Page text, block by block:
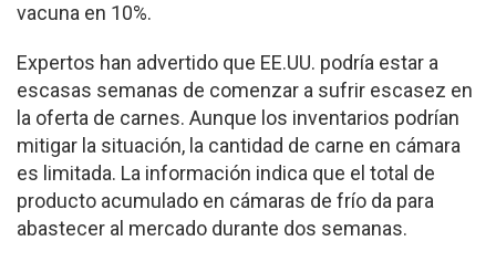
vacuna en 10%.
Expertos han advertido que EE.UU. podría estar a
escasas semanas de comenzar a sufrir escasez en
la oferta de carnes. Aunque los inventarios podrían
mitigar la situación, la cantidad de carne en cámara
es limitada. La información indica que el total de
producto acumulado en cámaras de frío da para
abastecer al mercado durante dos semanas.